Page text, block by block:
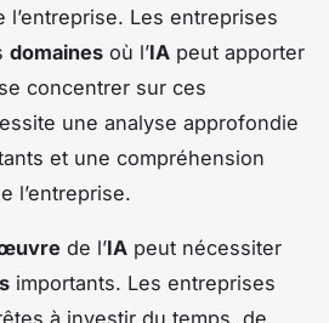
Les entreprises
domaines où l’IA peut apporter
concentrer sur ces
une analyse approfondie
et une compréhension
l’entreprise.
de l’IA peut nécessiter
importants. Les entreprises